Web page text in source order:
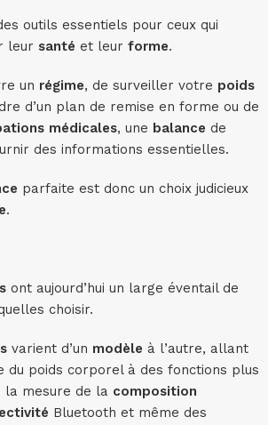
outils essentiels pour ceux qui
leur santé et leur forme.
un régime, de surveiller votre poids
d’un plan de remise en forme ou de
médicales, une balance de
des informations essentielles.
parfaite est donc un choix judicieux
.
ont aujourd’hui un large éventail de
choisir.
varient d’un modèle à l’autre, allant
du poids corporel à des fonctions plus
la mesure de la composition
Bluetooth et même des